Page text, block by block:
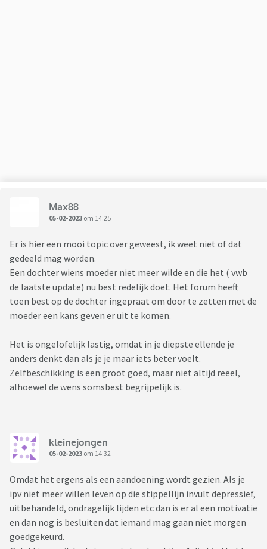
Max88
05-02-2023 om 14:25
Er is hier een mooi topic over geweest, ik weet niet of dat
gedeeld mag worden.
Een dochter wiens moeder niet meer wilde en die het ( vwb
de laatste update) nu best redelijk doet. Het forum heeft
toen best op de dochter ingepraat om door te zetten met de
moeder een kans geven er uit te komen.
Het is ongelofelijk lastig, omdat in je diepste ellende je
anders denkt dan als je je maar iets beter voelt.
Zelfbeschikking is een groot goed, maar niet altijd reëel,
alhoewel de wens somsbest begrijpelijk is.
kleinejongen
05-02-2023 om 14:32
Omdat het ergens als een aandoening wordt gezien. Als je
ipv niet meer willen leven op die stippellijn invult depressief,
uitbehandeld, ondragelijk lijden etc dan is er al een motivatie
en dan nog is besluiten dat iemand mag gaan niet morgen
goedgekeurd.